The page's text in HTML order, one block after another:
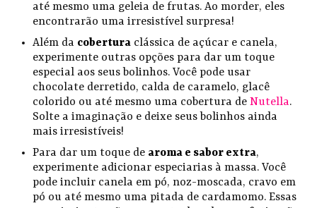
até mesmo uma geleia de frutas. Ao morder, eles
encontrarão uma irresistível surpresa!
Além da coberturaclássica de açúcar e canela,
experimente outras opções para dar um toque
especial aos seus bolinhos. Você pode usar
chocolate derretido, calda de caramelo, glacê
colorido ou até mesmo uma cobertura de Nutella.
Solte a imaginação e deixe seus bolinhos ainda
mais irresistíveis!
Para dar um toque de aroma e sabor extra,
experimente adicionar especiarias à massa. Você
pode incluir canela em pó, noz-moscada, cravo em
pó ou até mesmo uma pitada de cardamomo. Essas